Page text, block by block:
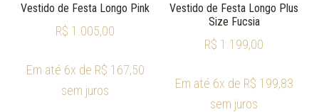
Vestido de Festa Longo Pink
R$ 1.005,00
Em até 6x de R$ 167,50
sem juros
Vestido de Festa Longo Plus
Size Fucsia
R$ 1.199,00
Em até 6x de R$ 199,83
sem juros